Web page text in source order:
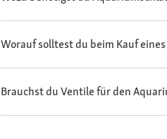
Worauf solltest du beim Kauf
Brauchst du Ventile für den